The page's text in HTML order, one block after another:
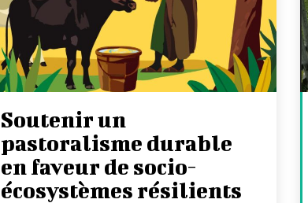
Soutenir un
pastoralisme durable
en faveur de socio-
écosystèmes résilients